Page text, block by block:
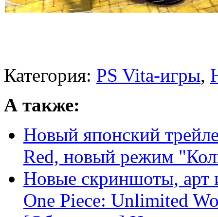
Категория: PS Vita-игры,
А также:
Новый японский
Red, новый режим
Новые скриншоты, арт
One Piece: Unlimited